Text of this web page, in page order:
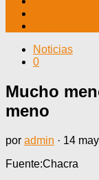
Noticias
0
Mucho
meno
por admin · 14
Fuente:Chacra